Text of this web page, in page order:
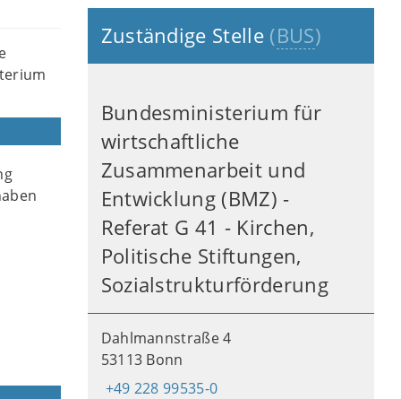
Zuständige Stelle (BUS)
Bundesministerium für
wirtschaftliche
Zusammenarbeit und
Entwicklung (BMZ) -
Referat G 41 - Kirchen,
Politische Stiftungen,
Sozialstrukturförderung
Dahlmannstraße 4
53113 Bonn
+49 228 99535-0